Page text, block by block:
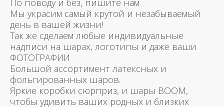
По поводу и без, пишите нам
Мы украсим самый крутой и незабываемый
день в вашей жизни!
Так же сделаем любые индивидуальные
надписи на шарах, логотипы и даже ваши
ФОТОГРАФИИ
Большой ассортимент латексных и
фольгированных шаров.
Яркие коробки сюрприз, и шары BOOM,
чтобы удивить ваших родных и близких